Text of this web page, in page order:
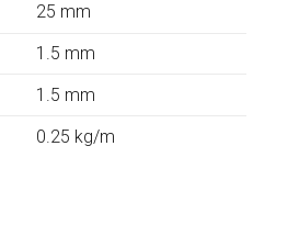
25 mm
1.5 mm
1.5 mm
0.25 kg/m